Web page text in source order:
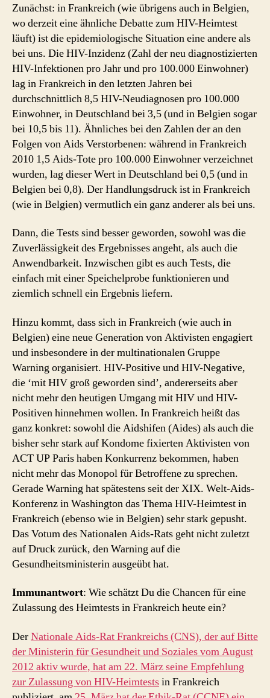
Zunächst: in Frankreich (wie übrigens auch in Belgien,
wo derzeit eine ähnliche Debatte zum HIV-Heimtest
läuft) ist die epidemiologische Situation eine andere als
bei uns. Die HIV-Inzidenz (Zahl der neu diagnostizierten
HIV-Infektionen pro Jahr und pro 100.000 Einwohner)
lag in Frankreich in den letzten Jahren bei
durchschnittlich 8,5 HIV-Neudiagnosen pro 100.000
Einwohner, in Deutschland bei 3,5 (und in Belgien sogar
bei 10,5 bis 11). Ähnliches bei den Zahlen der an den
Folgen von Aids Verstorbenen: während in Frankreich
2010 1,5 Aids-Tote pro 100.000 Einwohner verzeichnet
wurden, lag dieser Wert in Deutschland bei 0,5 (und in
Belgien bei 0,8). Der Handlungsdruck ist in Frankreich
(wie in Belgien) vermutlich ein ganz anderer als bei uns.
Dann, die Tests sind besser geworden, sowohl was die
Zuverlässigkeit des Ergebnisses angeht, als auch die
Anwendbarkeit. Inzwischen gibt es auch Tests, die
einfach mit einer Speichelprobe funktionieren und
ziemlich schnell ein Ergebnis liefern.
Hinzu kommt, dass sich in Frankreich (wie auch in
Belgien) eine neue Generation von Aktivisten engagiert
und insbesondere in der multinationalen Gruppe
Warning organisiert. HIV-Positive und HIV-Negative,
die ‘mit HIV groß geworden sind’, andererseits aber
nicht mehr den heutigen Umgang mit HIV und HIV-
Positiven hinnehmen wollen. In Frankreich heißt das
ganz konkret: sowohl die Aidshifen (Aides) als auch die
bisher sehr stark auf Kondome fixierten Aktivisten von
ACT UP Paris haben Konkurrenz bekommen, haben
nicht mehr das Monopol für Betroffene zu sprechen.
Gerade Warning hat spätestens seit der XIX. Welt-Aids-
Konferenz in Washington das Thema HIV-Heimtest in
Frankreich (ebenso wie in Belgien) sehr stark gepusht.
Das Votum des Nationalen Aids-Rats geht nicht zuletzt
auf Druck zurück, den Warning auf die
Gesundheitsministerin ausgeübt hat.
Immunantwort: Wie schätzt Du die Chancen für eine
Zulassung des Heimtests in Frankreich heute ein?
DerNationale Aids-Rat Frankreichs (CNS), der auf Bitte
der Ministerin für Gesundheit und Soziales vom August
2012 aktiv wurde, hat am 22. März seine Empfehlung
zur Zulassung von HIV-Heimtestsin Frankreich